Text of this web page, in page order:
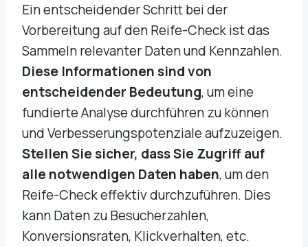
Ein entscheidender Schritt bei der
Vorbereitung auf den Reife-Check ist das
Sammeln relevanter Daten und Kennzahlen.
Diese Informationen sind von
entscheidender Bedeutung, um eine
fundierte Analyse durchführen zu können
und Verbesserungspotenziale aufzuzeigen.
Stellen Sie sicher, dass Sie Zugriff auf
alle notwendigen Daten haben, um den
Reife-Check effektiv durchzuführen. Dies
kann Daten zu Besucherzahlen,
Konversionsraten, Klickverhalten, etc.